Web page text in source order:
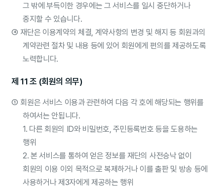
그 밖에 부득이한 경우에는 그 서비스를 일시 중단하거나
중지할 수 있습니다.
④ 재단은 이용계약의 체결, 계약사항의 변경 및 해지 등 회원과의
계약관련 절차 및 내용 등에 있어 회원에게 편의를 제공하도록
노력합니다.
제 11 조 (회원의 의무)
① 회원은 서비스 이용과 관련하여 다음 각 호에 해당되는 행위를
하여서는 안됩니다.
1. 다른 회원의 ID와 비밀번호, 주민등록번호 등을 도용하는
행위
2. 본 서비스를 통하여 얻은 정보를 재단의 사전승낙 없이
회원의 이용 이외 목적으로 복제하거나 이를 출판 및 방송 등에
사용하거나 제3자에게 제공하는 행위